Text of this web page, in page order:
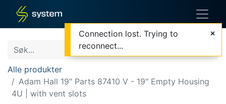
Alle produkter
Adam Hall 19" Parts 87410 V - 19" Empty Housing
4U | with vent slots
Connection lost. Trying to
reconnect...